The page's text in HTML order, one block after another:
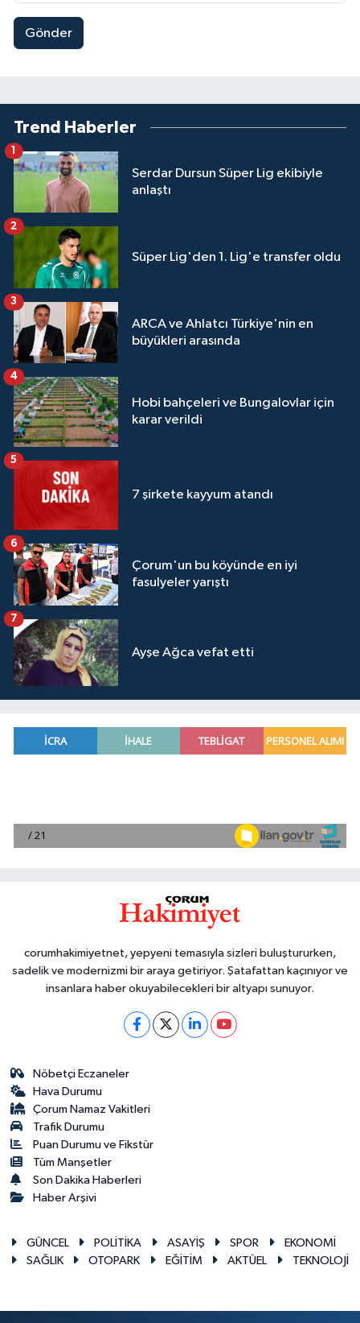
Gönder
Trend Haberler
Serdar Dursun Süper Lig ekibiyle
anlaştı
1
Süper Lig'den 1. Lig'e transfer oldu
2
ARCA ve Ahlatcı Türkiye'nin en
büyükleri arasında
3
Hobi bahçeleri ve Bungalovlar için
karar verildi
4
7 şirkete kayyum atandı
5
Çorum'un bu köyünde en iyi
fasulyeler yarıştı
6
Ayşe Ağca vefat etti
7
corumhakimiyetnet, yepyeni temasıyla sizleri buluştururken,
sadelik ve modernizmi bir araya getiriyor. Şatafattan kaçınıyor ve
insanlara haber okuyabilecekleri bir altyapı sunuyor.
Nöbetçi Eczaneler
Hava Durumu
Çorum Namaz Vakitleri
Trafik Durumu
Puan Durumu ve Fikstür
Tüm Manşetler
Son Dakika Haberleri
Haber Arşivi
GÜNCEL POLİTİKA ASAYİŞ SPOR
EKONOMİ
SAĞLIK
OTOPARK EĞİTİM AKTÜEL TEKNOLOJİ